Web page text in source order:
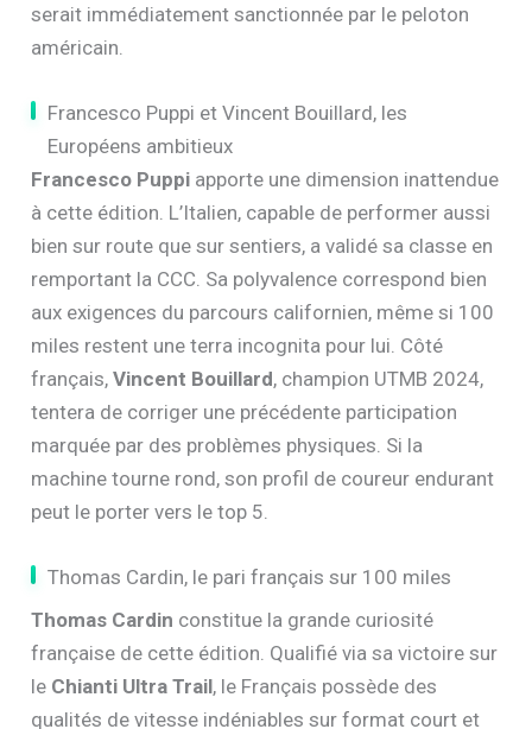
serait immédiatement sanctionnée par le peloton
américain.
Francesco Puppi et Vincent Bouillard, les
Européens ambitieux
Francesco Puppi apporte une dimension inattendue
à cette édition. L’Italien, capable de performer aussi
bien sur route que sur sentiers, a validé sa classe en
remportant la CCC. Sa polyvalence correspond bien
aux exigences du parcours californien, même si 100
miles restent une terra incognita pour lui. Côté
français,Vincent Bouillard, champion UTMB 2024,
tentera de corriger une précédente participation
marquée par des problèmes physiques. Si la
machine tourne rond, son profil de coureur endurant
peut le porter vers le top 5.
Thomas Cardin, le pari français sur 100 miles
Thomas Cardin constitue la grande curiosité
française de cette édition. Qualifié via sa victoire sur
le Chianti Ultra Trail, le Français possède des
qualités de vitesse indéniables sur format court et